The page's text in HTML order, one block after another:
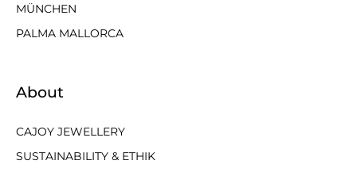
MÜNCHEN
PALMA MALLORCA
About
CAJOY JEWELLERY
SUSTAINABILITY & ETHIK